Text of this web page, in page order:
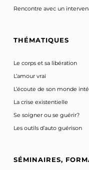
Rencontre avec un
THÉMATIQUES
Le corps et sa libération
L’amour vrai
L’écoute de son monde
La crise existentielle
Se soigner ou se guérir?
Les outils d’auto guérison
SÉMINAIRES,